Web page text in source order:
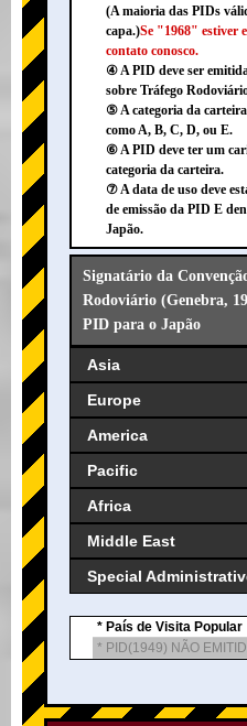
(A maioria das PIDs
capa.)Se "1968" estiver
contato conosco.
④ A PID deve ser
sobre Tráfego
⑤ A categoria da
como A, B, C, D, ou E.
⑥ A PID deve ter um
categoria da carteira.
⑦ A data de uso deve
de emissão da PID E
Japão.
Signatário da
Rodoviário (Genebra,
PID para o Japão
Asia
Europe
America
Pacific
Africa
Middle East
Special
* País de Visita Popular
* PID(1949) NÃO